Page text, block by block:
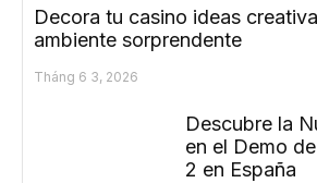
Decora tu casino ideas
ambiente sorprendente
Tháng 6 3, 2026
Descubre la
en el Demo
2 en España